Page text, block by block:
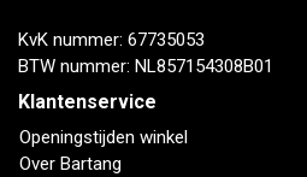
KvK nummer: 67735053
BTW nummer: NL857154308B01
Klantenservice
Openingstijden winkel
Over Bartang